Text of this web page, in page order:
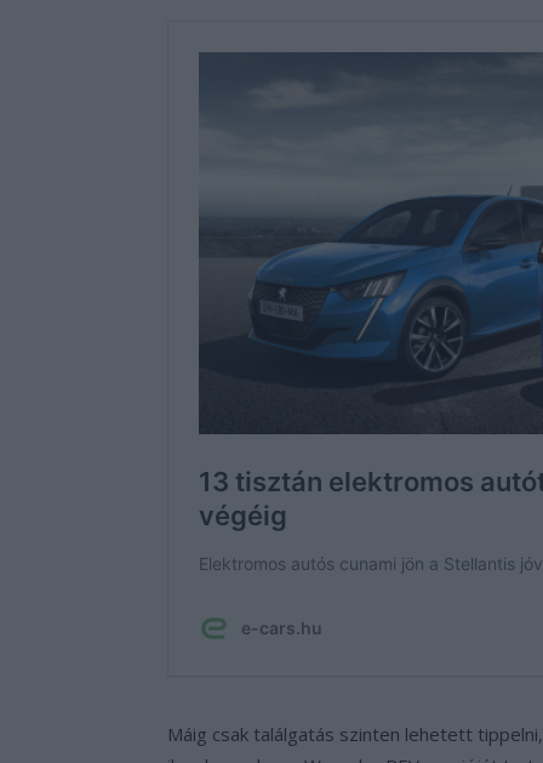
Máig csak találgatás szinten lehetett